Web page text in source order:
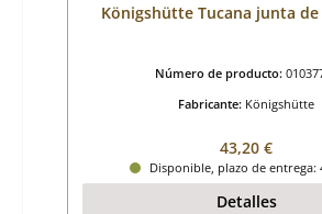
Königshütte Tucana junta
Número de producto:
Fabricante: Königshütte
Precio normal:
43,20 €
Disponible, plazo de entrega:
Detalles